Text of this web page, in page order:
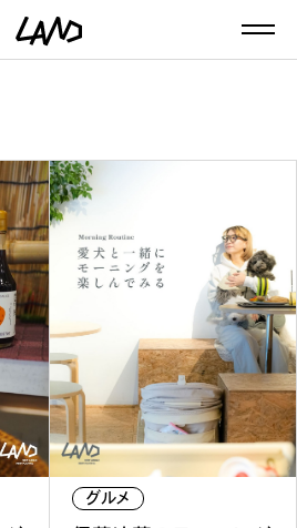
覧を見る
グルメ